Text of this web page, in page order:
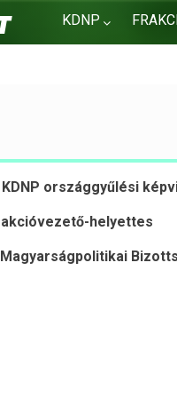
KDNP
országgyűlési
helyettes